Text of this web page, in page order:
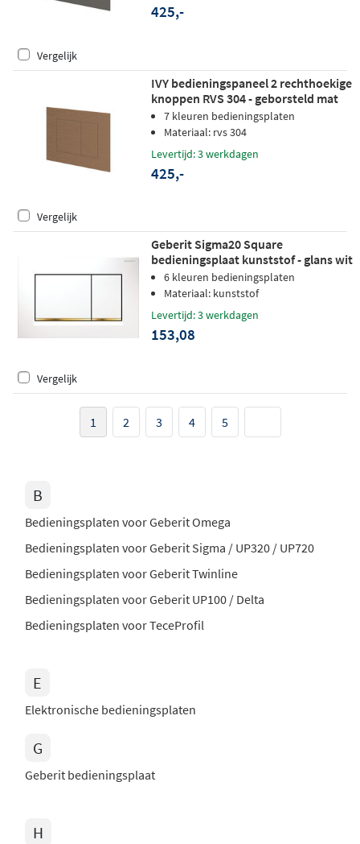
425,-
Vergelijk
IVY bedieningspaneel 2 rechthoekige
knoppen RVS 304 - geborsteld mat
koper PVD
7 kleuren bedieningsplaten
Materiaal: rvs 304
Levertijd: 3 werkdagen
425,-
Vergelijk
Geberit Sigma20 Square
bedieningsplaat kunststof - glans wit
- stroken goud
6 kleuren bedieningsplaten
Materiaal: kunststof
Levertijd: 3 werkdagen
153,08
Vergelijk
1 2 3 4 5
B
Bedieningsplaten voor Geberit Omega
Bedieningsplaten voor Geberit Sigma / UP320 / UP720
Bedieningsplaten voor Geberit Twinline
Bedieningsplaten voor Geberit UP100 / Delta
Bedieningsplaten voor TeceProfil
E
Elektronische bedieningsplaten
G
Geberit bedieningsplaat
H